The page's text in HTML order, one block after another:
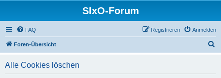
SIxO-Forum
FAQ Anmelden
Registrieren
Foren-Übersicht
Alle Cookies löschen